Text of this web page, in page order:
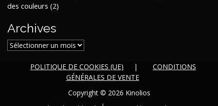
des couleurs (2)
Archives
Archives
POLITIQUE DE COOKIES (UE)
CONDITIONS
GÉNÉRALES DE VENTE
Copyright © 2026 Kinolios